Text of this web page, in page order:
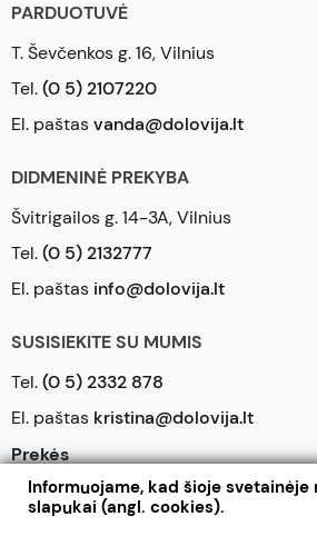
PARDUOTUVĖ
T. Ševčenkos g. 16, Vilnius
Tel.(0 5) 2107220
El. paštasvanda@dolovija.lt
DIDMENINĖ PREKYBA
Švitrigailos g. 14-3A, Vilnius
Tel.(0 5) 2132777
El. paštas info@dolovija.lt
SUSISIEKITE SU MUMIS
Tel.(0 5) 2332 878
El. paštas kristina@dolovija.lt
Prekės
Mūsų įmonė
Informuojame, kad šioje svetainėje
slapukai (angl. cookies).